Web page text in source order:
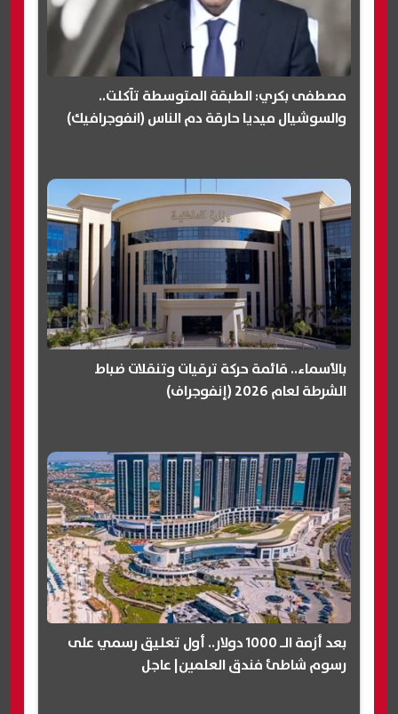
مصطفى بكري: الطبقة المتوسطة تآكلت..
والسوشيال ميديا حارقة دم الناس (انفوجرافيك)
بالأسماء.. قائمة حركة ترقيات وتنقلات ضباط
الشرطة لعام 2026 (إنفوجراف)
بعد أزمة الـ 1000 دولار.. أول تعليق رسمي على
رسوم شاطئ فندق العلمين| عاجل